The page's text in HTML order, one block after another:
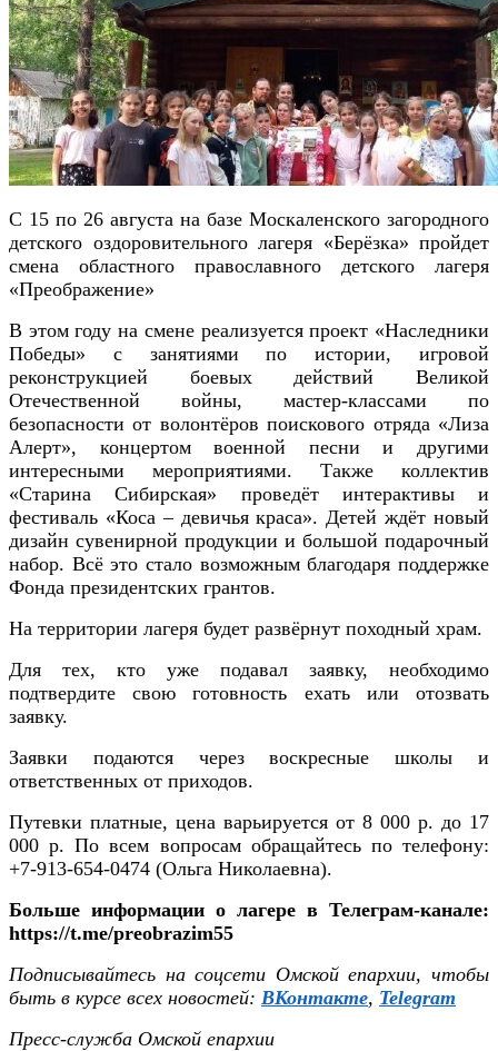
С 15 по 26 августа на базе Москаленского загородного
детского оздоровительного лагеря «Берёзка» пройдет
смена областного православного детского лагеря
«Преображение»
В этом году на смене реализуется проект «Наследники
Победы» с занятиями по истории, игровой
реконструкцией боевых действий Великой
Отечественной войны, мастер-классами по
безопасности от волонтёров поискового отряда «Лиза
Алерт», концертом военной песни и другими
интересными мероприятиями. Также коллектив
«Старина Сибирская» проведёт интерактивы и
фестиваль «Коса – девичья краса». Детей ждёт новый
дизайн сувенирной продукции и большой подарочный
набор. Всё это стало возможным благодаря поддержке
Фонда президентских грантов.
На территории лагеря будет развёрнут походный храм.
Для тех, кто уже подавал заявку, необходимо
подтвердите свою готовность ехать или отозвать
заявку.
Заявки подаются через воскресные школы и
ответственных от приходов.
Путевки платные, цена варьируется от 8 000 р. до 17
000 р. По всем вопросам обращайтесь по телефону:
+7-913-654-0474 (Ольга Николаевна).
Больше информации о лагере в Телеграм-канале:
https://t.me/preobrazim55
Подписывайтесь на соцсети Омской епархии, чтобы
быть в курсе всех новостей: ВКонтакте, Telegram
Пресс-служба Омской епархии